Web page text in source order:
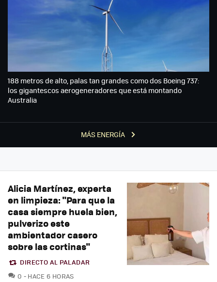
MÁS ENERGÍA
188 metros de alto, palas tan grandes como dos Boeing 737:
los gigantescos aerogeneradores que está montando
Australia
Alicia Martínez, experta
en limpieza: "Para que la
casa siempre huela bien,
pulverizo este
ambientador casero
sobre las cortinas"
DIRECTO AL PALADAR
0 COMENTARIOS
HACE 6 HORAS